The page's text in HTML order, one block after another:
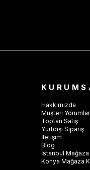
Hakkımızda
Müşteri
Toptan Satış
Yurtdışı Sipariş
İletişim
Blog
İstanbul
Konya Mağaza